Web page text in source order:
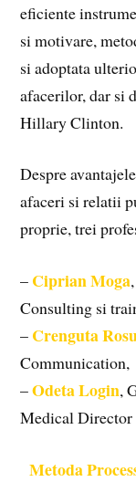
eficiente
si motivare,
si adoptata
afacerilor, dar si
Hillary Clinton.
Despre
afaceri si relatii
proprie, trei
– Ciprian Moga
Consulting si
– Crenguta
Communication,
–Odeta Login,
Medical Director
Metoda